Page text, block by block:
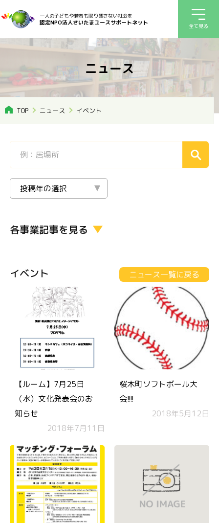
一人の子どもや若者も取り残さない社会を
認定NPO法人さいたまユースサポートネット 全て見る
ニュース
TOP ニュース イベント
各事業記事を見る
イベント ニュース一覧に戻る
【ルーム】7月25日
（水）文化発表会のお
知らせ
2018年7月11日
桜木町ソフトボール大
会!!!!
2018年5月12日